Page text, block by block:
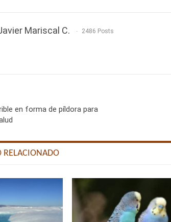
Mariscal C. 2486 Posts
en forma de píldora para
RELACIONADO